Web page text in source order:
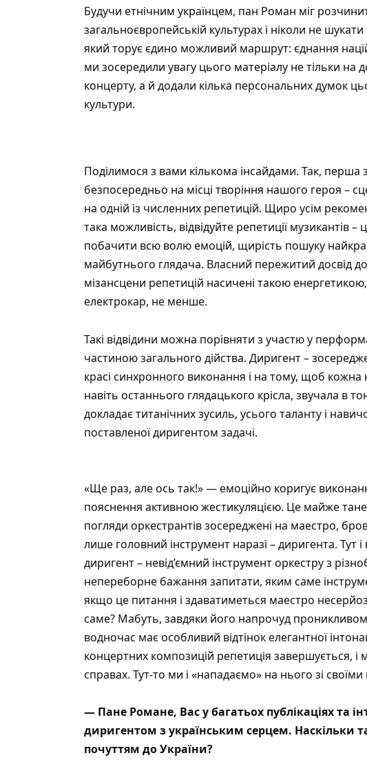
Будучи етнічним українцем, пан Роман міг
загальноєвропейській культурах і ніколи не
який торує єдино можливий маршрут: єднання
ми зосередили увагу цього матеріалу не тільки на
концерту, а й додали кілька персональних думок
культури.
Поділимося з вами кількома інсайдами. Так, перша
безпосередньо на місці творіння нашого героя –
на одній із численних репетицій. Щиро усім
така можливість, відвідуйте репетиції
побачити всю волю емоцій, щирість пошуку
майбутнього глядача. Власний пережитий досвід
мізансцени репетицій насичені такою
електрокар, не менше.
Такі відвідини можна порівняти з участю у
частиною загального дійства. Диригент –
красі синхронного виконання і на тому, щоб кожна
навіть останнього глядацького крісла, звучала в
докладає титанічних зусиль, усього таланту і
поставленої диригентом задачі.
«Ще раз, але ось так!» — емоційно коригує
пояснення активною жестикуляцією. Це майже
погляди оркестрантів зосереджені на маестро,
лише головний інструмент наразі – диригента. Тут
диригент – невід’ємний інструмент оркестру з
непереборне бажання запитати, яким саме
якщо це питання і здаватиметься маестро
саме? Мабуть, завдяки його напрочуд
водночас має особливий відтінок елегантної
концертних композицій репетиція завершується, і
справах. Тут-то ми і «нападаємо» на нього зі
— Пане Романе, Вас у багатьох публікаціях та
диригентом з українським серцем. Наскільки
почуттям до України?